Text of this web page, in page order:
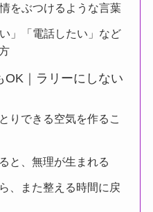
をぶつけるような言葉
」「電話したい」など
OK｜ラリーにしない
りできる空気を作るこ
と、無理が生まれる
、また整える時間に戻